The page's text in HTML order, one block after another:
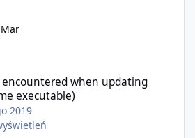
when updating
executable)
2019